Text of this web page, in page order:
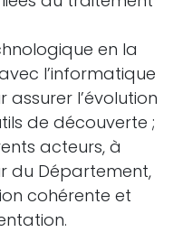
en la
l’informatique
l’évolution
de découverte ;
acteurs, à
du Département,
cohérente et